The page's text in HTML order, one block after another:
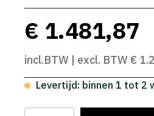
€ 1.481,87
incl.BTW | excl. BTW €
Levertijd: binnen 1 tot 2